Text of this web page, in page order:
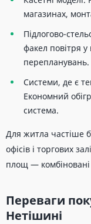
магазинах,
Підлогово-
факел повітря у
перепланувань.
Системи, де є
Економний
система.
Для житла частіше
офісів і торгових
площ —
Переваги
Нетішині